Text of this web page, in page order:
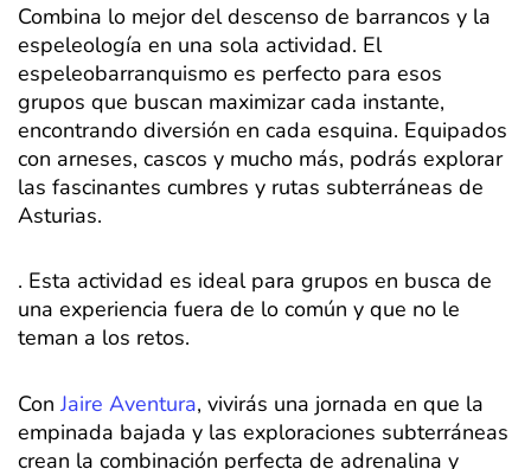
Combina lo mejor del descenso de barrancos y la
espeleología en una sola actividad. El
espeleobarranquismo es perfecto para esos
grupos que buscan maximizar cada instante,
encontrando diversión en cada esquina. Equipados
con arneses, cascos y mucho más, podrás explorar
las fascinantes cumbres y rutas subterráneas de
Asturias.
. Esta actividad es ideal para grupos en busca de
una experiencia fuera de lo común y que no le
teman a los retos.
ConJaire Aventura, vivirás una jornada en que la
empinada bajada y las exploraciones subterráneas
crean la combinación perfecta de adrenalina y